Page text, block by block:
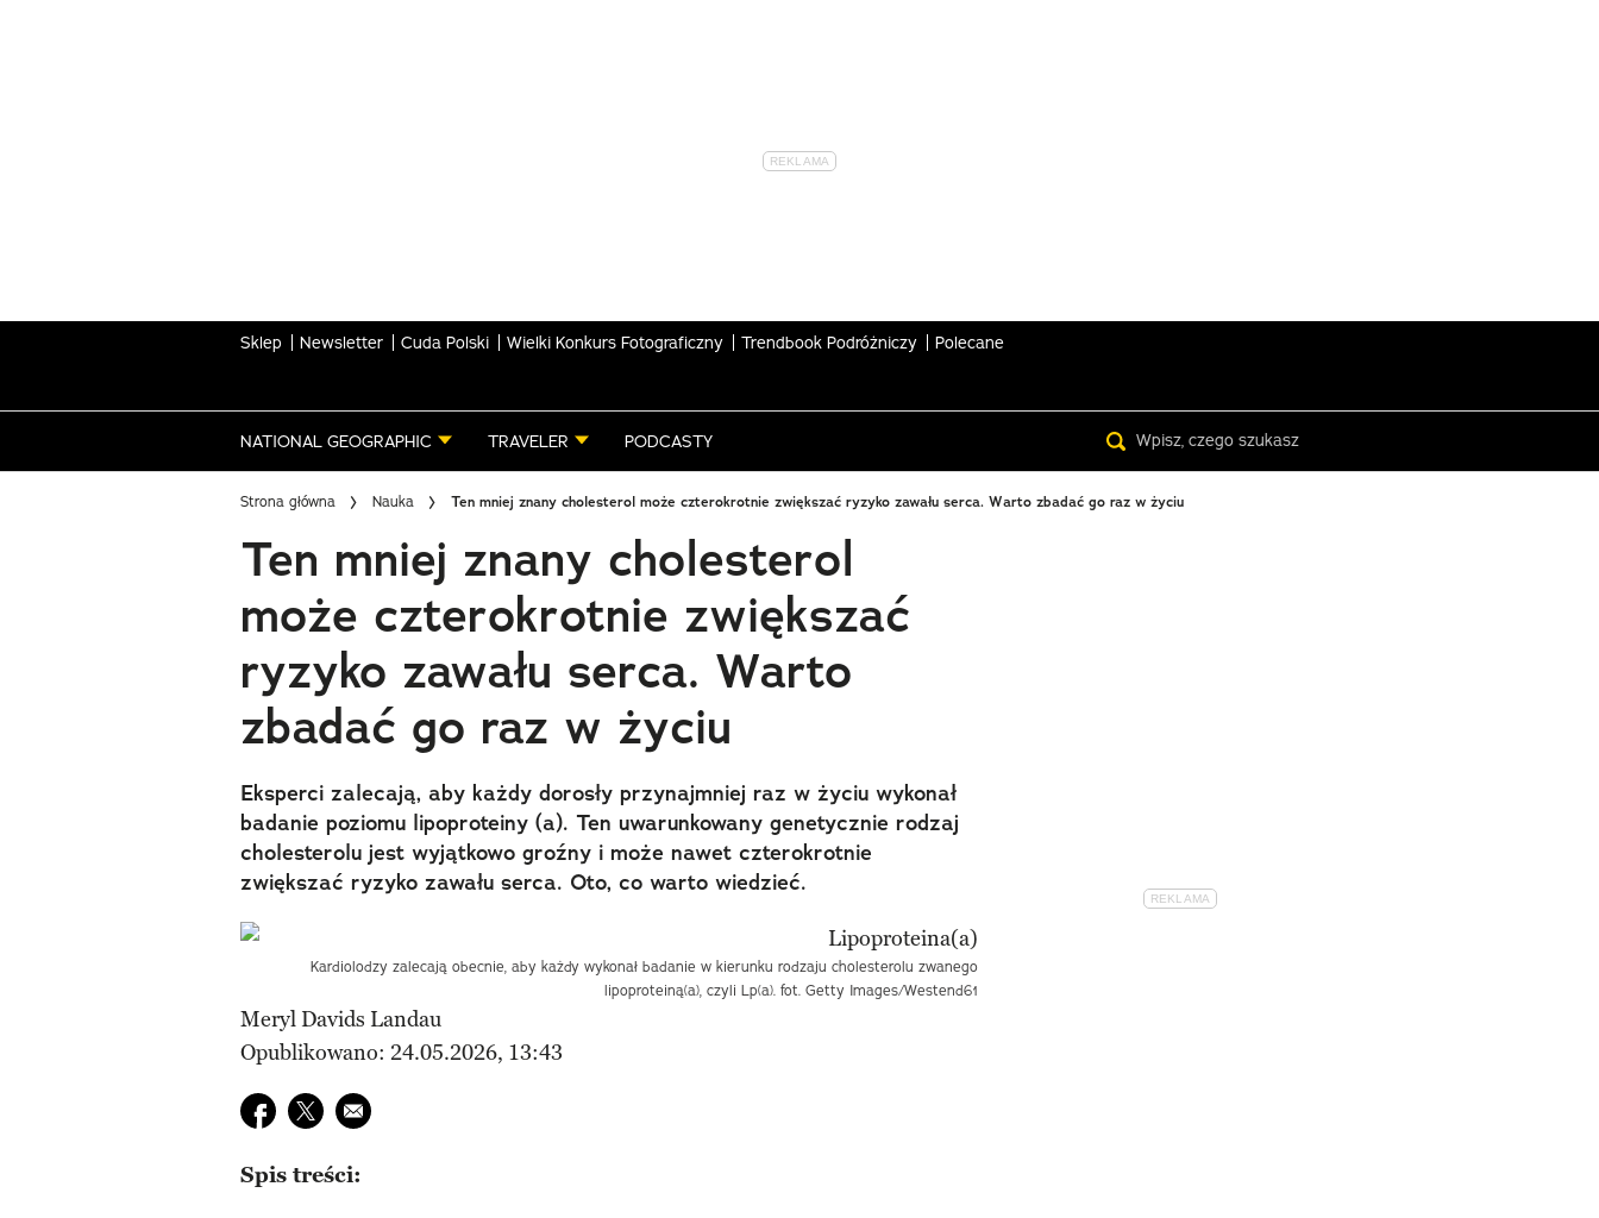
Sklep Newsletter Cuda Polski Wielki Konkurs Fotograficzny Trendbook Podróżniczy Polecane
NATIONAL GEOGRAPHIC TRAVELER PODCASTY
Strona główna Nauka Ten mniej znany cholesterol może czterokrotnie zwiększać ryzyko zawału serca. Warto zbadać go raz w życiu
Ten mniej znany cholesterol
może czterokrotnie zwiększać
ryzyko zawału serca. Warto
zbadać go raz w życiu
Eksperci zalecają, aby każdy dorosły przynajmniej raz w życiu wykonał
badanie poziomu lipoproteiny (a). Ten uwarunkowany genetycznie rodzaj
cholesterolu jest wyjątkowo groźny i może nawet czterokrotnie
zwiększać ryzyko zawału serca. Oto, co warto wiedzieć.
Kardiolodzy zalecają obecnie, aby każdy wykonał badanie w kierunku rodzaju cholesterolu zwanego
lipoproteiną(a), czyli Lp(a). fot. Getty Images/Westend61
Meryl Davids Landau
Opublikowano: 24.05.2026, 13:43
Udostępnij na facebook
Udostępnij na twitter
E-mail do przyjaciela
Spis treści: